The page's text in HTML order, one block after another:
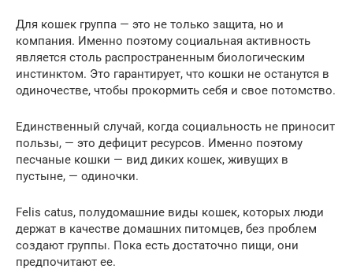
Для кошек группа — это не только защита, но и
компания. Именно поэтому социальная активность
является столь распространенным биологическим
инстинктом. Это гарантирует, что кошки не останутся в
одиночестве, чтобы прокормить себя и свое потомство.
Единственный случай, когда социальность не приносит
пользы, — это дефицит ресурсов. Именно поэтому
песчаные кошки — вид диких кошек, живущих в
пустыне, — одиночки.
Felis catus, полудомашние виды кошек, которых люди
держат в качестве домашних питомцев, без проблем
создают группы. Пока есть достаточно пищи, они
предпочитают ее.